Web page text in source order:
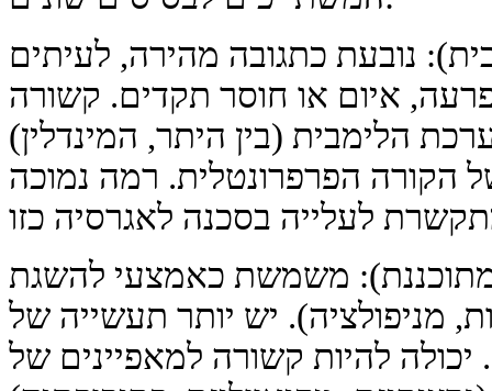
נובעת כתגובה מהירה, לעיתים
איום או חוסר תקדים. קשורה
הלימבית (בין היתר, המינדלין)
הקורה הפרפרונטלית. רמה נמוכה
מתוכננת): משמשת כאמצעי להשגת
מניפולציה). יש יותר תעשייה של
יכולה להיות קשורה למאפיינים של